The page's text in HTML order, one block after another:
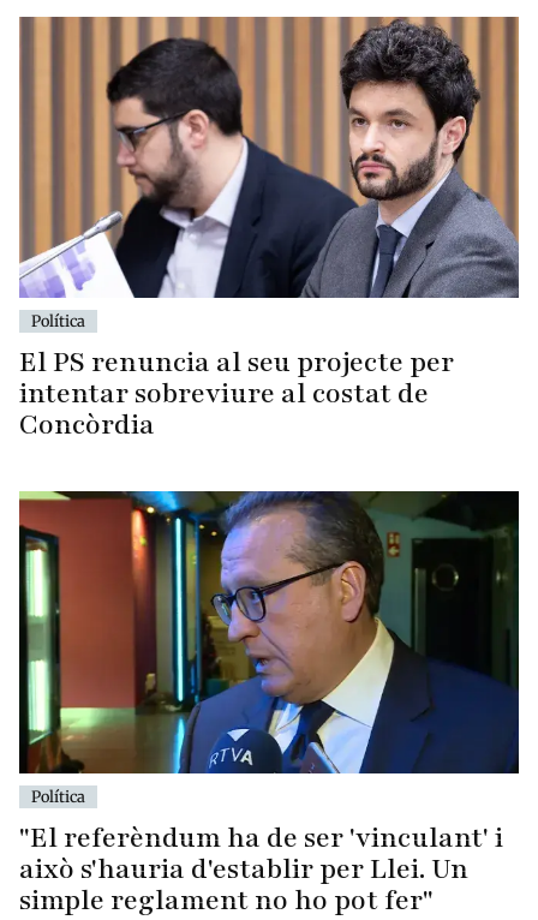
Política
El PS renuncia al seu projecte per
intentar sobreviure al costat de
Concòrdia
Política
"El referèndum ha de ser 'vinculant' i
això s'hauria d'establir per Llei. Un
simple reglament no ho pot fer"